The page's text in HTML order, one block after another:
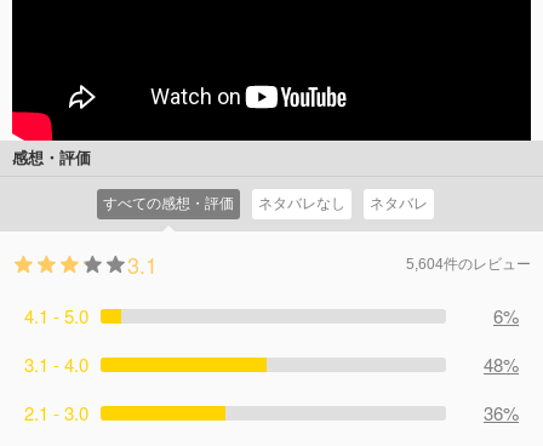
感想・評価
すべての感想・評価 ネタバレなし ネタバレ
3.1 5,604件のレビュー
4.1 - 5.0
6%
3.1 - 4.0
48%
2.1 - 3.0
36%